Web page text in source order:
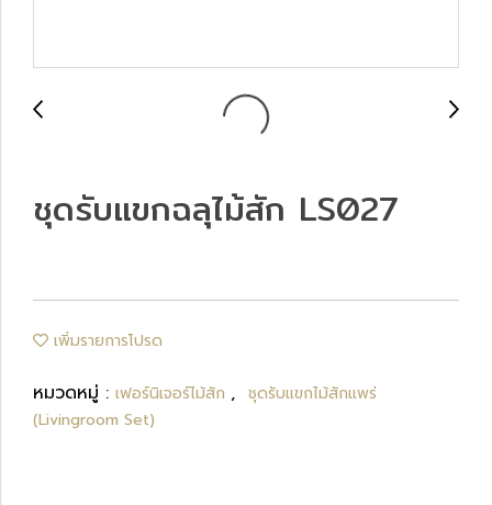
ชุดรับแขกฉลุไม้สัก LS027
เพิ่มรายการโปรด
หมวดหมู่ : เฟอร์นิเจอร์ไม้สัก , ชุดรับแขกไม้สักแพร่
(Livingroom Set)